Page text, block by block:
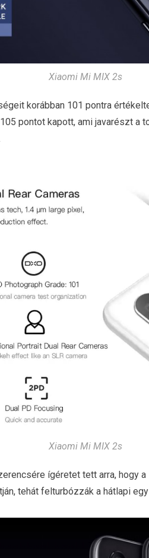
Xiaomi Mi MIX 2s
korábban 101 pontra
pontot kapott, ami javarészt a
Xiaomi Mi MIX 2s
ígéretet tett arra, hogy
tehát felturbózzák a hátlapi